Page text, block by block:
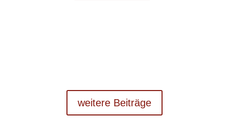
weitere Beiträge